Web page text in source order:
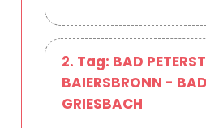
2. Tag: BAD
BAIERSBRONN -
GRIESBACH